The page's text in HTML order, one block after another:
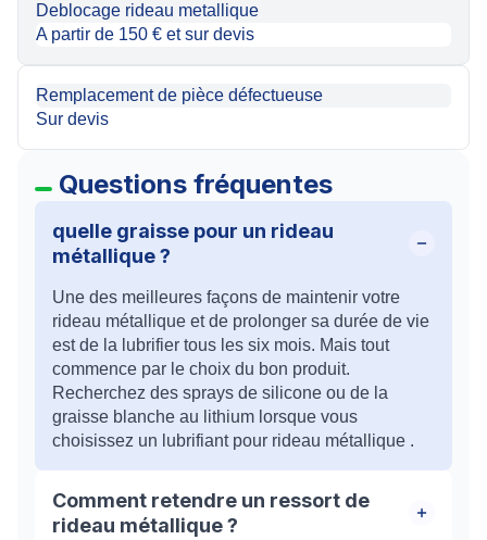
Deblocage rideau metallique
A partir de 150 € et sur devis
Remplacement de pièce défectueuse
Sur devis
Questions fréquentes
quelle graisse pour un rideau
métallique ?
Une des meilleures façons de maintenir votre
rideau métallique et de prolonger sa durée de vie
est de la lubrifier tous les six mois. Mais tout
commence par le choix du bon produit.
Recherchez des sprays de silicone ou de la
graisse blanche au lithium lorsque vous
choisissez un lubrifiant pour rideau métallique .
Comment retendre un ressort de
rideau métallique ?